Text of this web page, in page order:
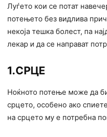
Луѓето кои се потат
потењето без видлива
некоја тешка болест, па
лекар и да се направат
1.СРЦЕ
Ноќното потење може да
срцето, особено ако
на срцето му е потребна